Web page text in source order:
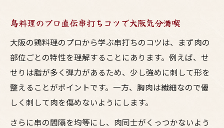
鳥料理のプロ直伝串打ちコツで大阪気分満喫
大阪の鶏料理のプロから学ぶ串打ちのコツは、まず肉の
部位ごとの特性を理解することにあります。例えば、せ
せりは脂が多く弾力があるため、少し強めに刺して形を
整えることがポイントです。一方、胸肉は繊細なので優
しく刺して肉を傷めないようにします。
さらに串の間隔を均等にし、肉同士がくっつかないよう